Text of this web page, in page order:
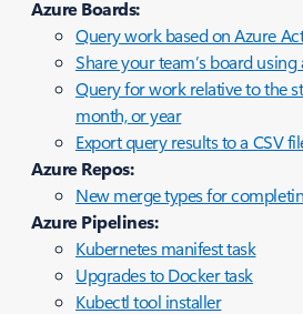
Azure Boards:
Query work based on Azure
Share your team’s board using
Query for work relative to the
month, or year
Export query results to a CSV
Azure Repos:
New merge types for
Azure Pipelines:
Kubernetes manifest task
Upgrades to Docker task
Kubectl tool installer